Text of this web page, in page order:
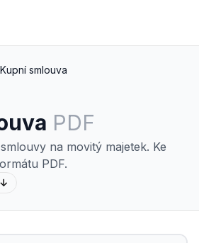
Kupní smlouva
PDF
na movitý majetek. Ke
PDF.